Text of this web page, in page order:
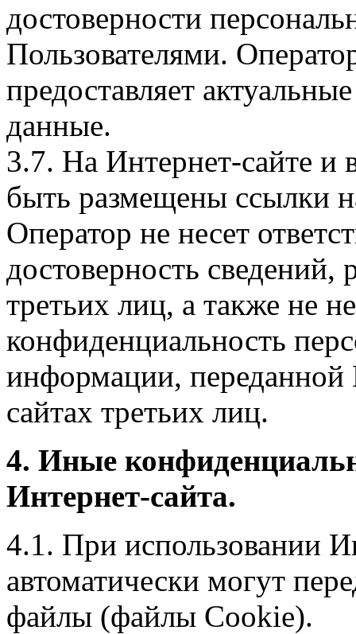
достоверности
Пользователями.
предоставляет
данные.
3.7. На Интернет-сайте
быть размещены ссылки
Оператор не несет
достоверность
третьих лиц, а также не
конфиденциальность
информации, переданной
сайтах третьих лиц.
4. Иные
Интернет-сайта.
4.1. При использовании
автоматически могут
файлы (файлы Cookie).